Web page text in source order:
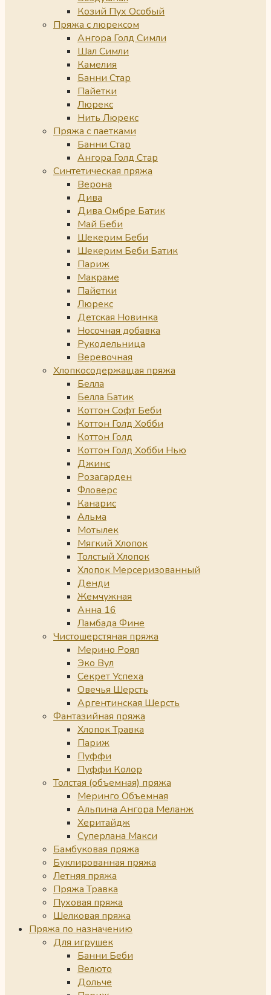
Козий Пух Особый
Пряжа с люрексом
Ангора Голд Симли
Шал Симли
Камелия
Банни Стар
Пайетки
Люрекс
Нить Люрекс
Пряжа с паетками
Банни Стар
Ангора Голд Стар
Синтетическая пряжа
Верона
Дива
Дива Омбре Батик
Май Беби
Шекерим Беби
Шекерим Беби Батик
Париж
Макраме
Пайетки
Люрекс
Детская Новинка
Носочная добавка
Рукодельница
Веревочная
Хлопкосодержащая пряжа
Белла
Белла Батик
Коттон Софт Беби
Коттон Голд Хобби
Коттон Голд
Коттон Голд Хобби Нью
Джинс
Розагарден
Фловерс
Канарис
Альма
Мотылек
Мягкий Хлопок
Толстый Хлопок
Хлопок Мерсеризованный
Денди
Жемчужная
Анна 16
Ламбада Фине
Чистошерстяная пряжа
Мерино Роял
Эко Вул
Секрет Успеха
Овечья Шерсть
Аргентинская Шерсть
Фантазийная пряжа
Хлопок Травка
Париж
Пуффи
Пуффи Колор
Толстая (объемная) пряжа
Меринго Объемная
Альпина Ангора Меланж
Херитайдж
Суперлана Макси
Бамбуковая пряжа
Буклированная пряжа
Летняя пряжа
Пряжа Травка
Пуховая пряжа
Шелковая пряжа
Пряжа по назначению
Для игрушек
Банни Беби
Велюто
Дольче